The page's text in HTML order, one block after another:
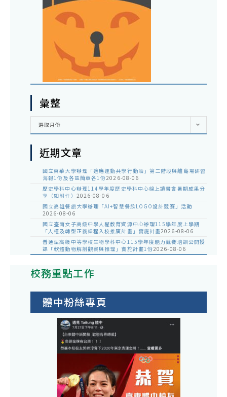
彙整
彙
選取月份
近期文章
國立東華大學辦理「適應運動共學行動站」第二階段與離島場研習
海報1份及各區簡章各1份2026-08-06
歷史學科中心辦理114學年度歷史學科中心線上讀書會暑期成果分
享（如附件） 2026-08-06
國立高雄餐旅大學辦理「AI+智慧餐飲LOGO設計競賽」活動
2026-08-06
國立臺南女子高級中學人權教育資源中心辦理115學年度上學期
「人權及轉型正義課程入校推廣計畫」實施計畫2026-08-06
普通型高級中等學校生物學科中心115學年度能力競賽培訓公開授
課「軟體動物解剖觀察與推理」實施計畫1份2026-08-06
校務重點工作
體中粉絲專頁